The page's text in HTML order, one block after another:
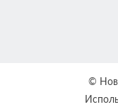
©